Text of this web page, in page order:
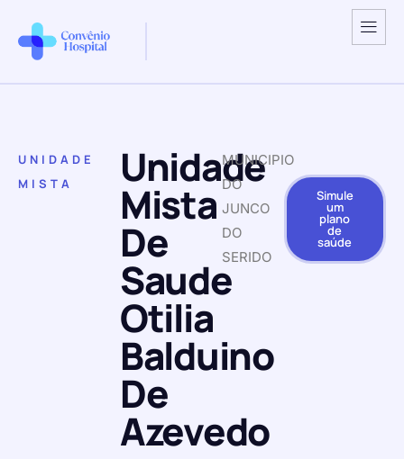
UNIDADE
MISTA
Unidade
Mista
De
Saude
Otilia
Balduino
De
Azevedo
MUNICIPIO
DO
JUNCO
DO
SERIDO
Simule
um
plano
de
saúde